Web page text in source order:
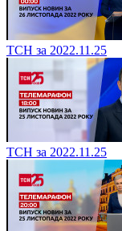
ТСН за 2022.11.25
ТСН за 2022.11.25